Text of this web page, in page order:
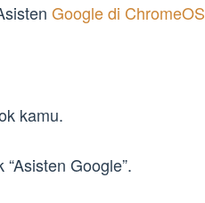
Google di ChromeOS
kamu.
Google”.